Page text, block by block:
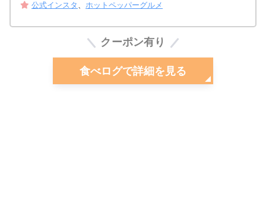
公式インスタ 、 ホットペッパーグルメ
クーポン有り
食べログで詳細を見る